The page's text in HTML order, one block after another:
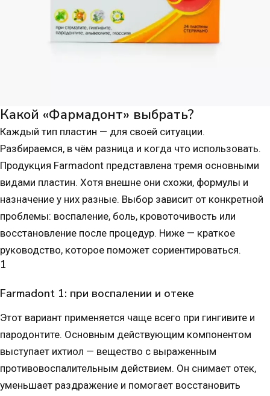
Какой «Фармадонт» выбрать?
Каждый тип пластин — для своей ситуации.
Разбираемся, в чём разница и когда что использовать.
Продукция Farmadont представлена тремя основными
видами пластин. Хотя внешне они схожи, формулы и
назначение у них разные. Выбор зависит от конкретной
проблемы: воспаление, боль, кровоточивость или
восстановление после процедур. Ниже — краткое
руководство, которое поможет сориентироваться.
1
Farmadont 1: при воспалении и отеке
Этот вариант применяется чаще всего при гингивите и
пародонтите. Основным действующим компонентом
выступает ихтиол — вещество с выраженным
противовоспалительным действием. Он снимает отек,
уменьшает раздражение и помогает восстановить